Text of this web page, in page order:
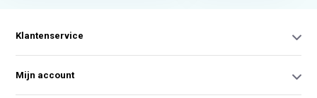
Klantenservice
Mijn account